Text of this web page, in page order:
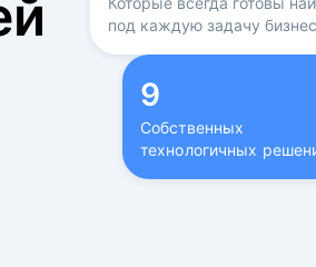
под каждую задачу
9
Собственных
технологичных